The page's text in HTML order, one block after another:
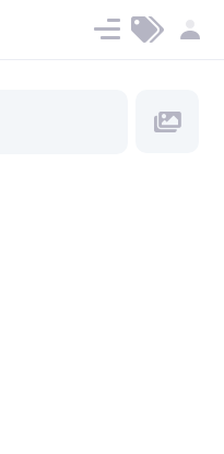
Ücret ve Planlar